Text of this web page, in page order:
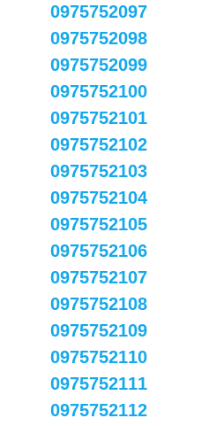
0975752097
0975752098
0975752099
0975752100
0975752101
0975752102
0975752103
0975752104
0975752105
0975752106
0975752107
0975752108
0975752109
0975752110
0975752111
0975752112